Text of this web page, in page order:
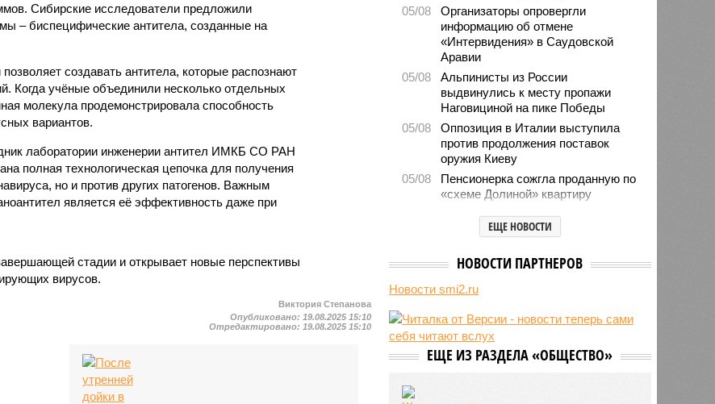
Сибирские исследователи предложили
– биспецифические антитела, созданные на
создавать антитела, которые распознают
Когда учёные объединили несколько отдельных
молекула продемонстрировала способность
вариантов.
лаборатории инженерии антител ИМКБ СО РАН
полная технологическая цепочка для получения
но и против других патогенов. Важным
является её эффективность даже при
стадии и открывает новые перспективы
вирусов.
Виктория Степанова
Опубликовано: 19.08.2025 15:10
Отредактировано: 19.08.2025 15:10
05/08
Организаторы опровергли
информацию об отмене
«Интервидения» в Саудовской
Аравии
05/08
Альпинисты из России
выдвинулись к месту пропажи
Наговициной на пике Победы
05/08
Оппозиция в Италии выступила
против продолжения поставок
оружия Киеву
05/08
Пенсионерка сожгла проданную по
«схеме Долиной» квартиру
Microsoft обвинила российских
хакеров в глобальной охоте за
отелях
Тюмени обнаружено превышение
05/08
ТЦК заработали 3 миллиарда
долларов на «мёртвых душах»
В Испании потребовали исключить
ЕЩЕ НОВОСТИ
НОВОСТИ ПАРТНЕРОВ
Новости smi2.ru
ЕЩЕ ИЗ РАЗДЕЛА «ОБЩЕСТВО»